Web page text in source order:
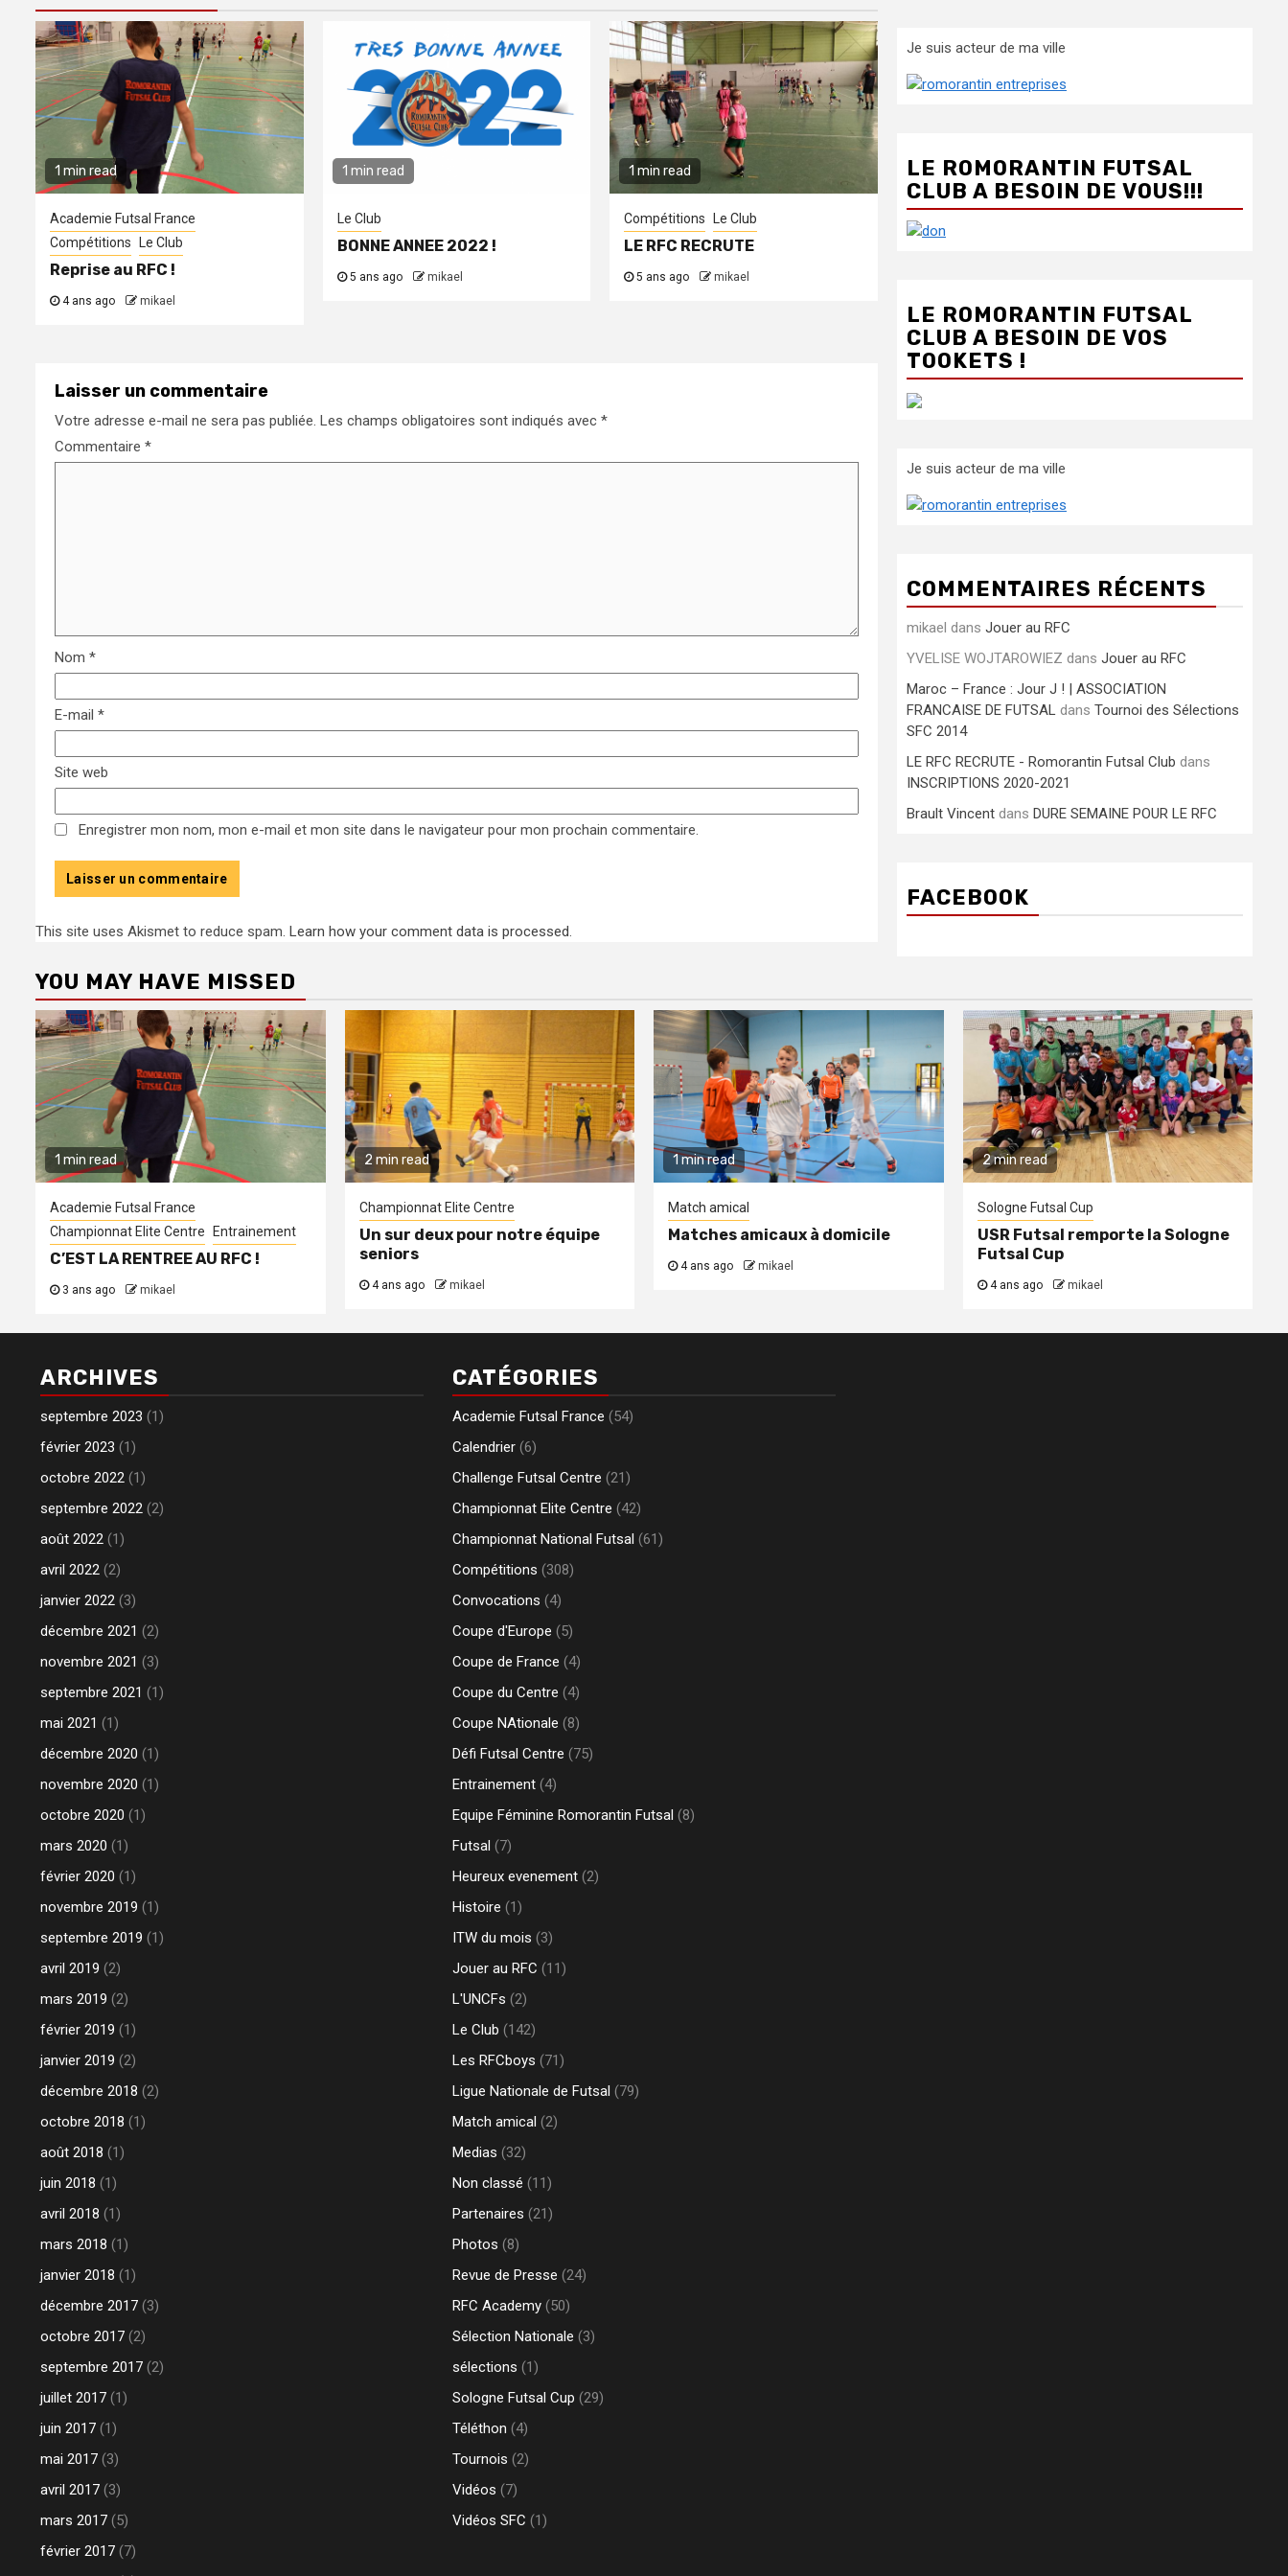
1 min read
Academie Futsal France
Compétitions
Le Club
Reprise au RFC !
4 ans ago mikael
1 min read
Le Club
BONNE ANNEE 2022 !
5 ans ago mikael
1 min read
Compétitions Le Club
LE RFC RECRUTE
5 ans ago mikael
Laisser un commentaire
Votre adresse e-mail ne sera pas publiée. Les champs obligatoires sont indiqués avec *
Commentaire *
Nom *
E-mail *
Site web
Enregistrer mon nom, mon e-mail et mon site dans le navigateur pour mon prochain commentaire.
This site uses Akismet to reduce spam. Learn how your comment data is processed.
Je suis acteur de ma ville
LE ROMORANTIN FUTSAL
CLUB A BESOIN DE VOUS!!!
LE ROMORANTIN FUTSAL
CLUB A BESOIN DE VOS
TOOKETS !
Je suis acteur de ma ville
COMMENTAIRES RÉCENTS
mikael dans Jouer au RFC
YVELISE WOJTAROWIEZ dans Jouer au RFC
Maroc – France : Jour J ! | ASSOCIATION
FRANCAISE DE FUTSAL dans Tournoi des Sélections
SFC 2014
LE RFC RECRUTE - Romorantin Futsal Club dans
INSCRIPTIONS 2020-2021
Brault Vincent dans DURE SEMAINE POUR LE RFC
FACEBOOK
YOU MAY HAVE MISSED
1 min read
Academie Futsal France
Championnat Elite Centre
Entrainement
C’EST LA RENTREE AU RFC !
3 ans ago mikael
2 min read
Championnat Elite Centre
Un sur deux pour notre équipe
seniors
4 ans ago mikael
1 min read
Match amical
Matches amicaux à domicile
4 ans ago mikael
2 min read
Sologne Futsal Cup
USR Futsal remporte la Sologne
Futsal Cup
4 ans ago mikael
ARCHIVES
septembre 2023 (1)
février 2023 (1)
octobre 2022 (1)
septembre 2022 (2)
août 2022 (1)
avril 2022 (2)
janvier 2022 (3)
décembre 2021 (2)
novembre 2021 (3)
septembre 2021 (1)
mai 2021 (1)
décembre 2020 (1)
novembre 2020 (1)
octobre 2020 (1)
mars 2020 (1)
février 2020 (1)
novembre 2019 (1)
septembre 2019 (1)
avril 2019 (2)
mars 2019 (2)
février 2019 (1)
janvier 2019 (2)
décembre 2018 (2)
octobre 2018 (1)
août 2018 (1)
juin 2018 (1)
avril 2018 (1)
mars 2018 (1)
janvier 2018 (1)
décembre 2017 (3)
octobre 2017 (2)
septembre 2017 (2)
juillet 2017 (1)
juin 2017 (1)
mai 2017 (3)
avril 2017 (3)
mars 2017 (5)
février 2017 (7)
CATÉGORIES
Academie Futsal France (54)
Calendrier (6)
Challenge Futsal Centre (21)
Championnat Elite Centre (42)
Championnat National Futsal (61)
Compétitions (308)
Convocations (4)
Coupe d'Europe (5)
Coupe de France (4)
Coupe du Centre (4)
Coupe NAtionale (8)
Défi Futsal Centre (75)
Entrainement (4)
Equipe Féminine Romorantin Futsal (8)
Futsal (7)
Heureux evenement (2)
Histoire (1)
ITW du mois (3)
Jouer au RFC (11)
L'UNCFs (2)
Le Club (142)
Les RFCboys (71)
Ligue Nationale de Futsal (79)
Match amical (2)
Medias (32)
Non classé (11)
Partenaires (21)
Photos (8)
Revue de Presse (24)
RFC Academy (50)
Sélection Nationale (3)
sélections (1)
Sologne Futsal Cup (29)
Téléthon (4)
Tournois (2)
Vidéos (7)
Vidéos SFC (1)